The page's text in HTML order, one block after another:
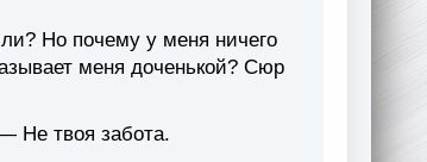
Но почему у меня ничего
меня доченькой? Сюр
Не твоя забота.